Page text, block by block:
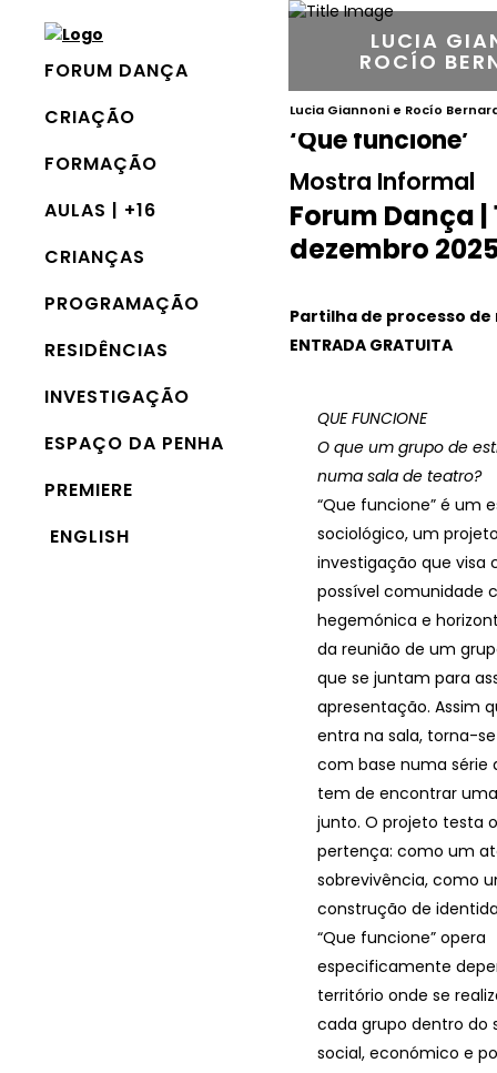
FORUM DANÇA
CRIAÇÃO
FORMAÇÃO
AULAS | +16
CRIANÇAS
PROGRAMAÇÃO
RESIDÊNCIAS
INVESTIGAÇÃO
ESPAÇO DA PENHA
PREMIERE
ENGLISH
LUCIA
ROCÍO
Lucia Giannoni e Rocío
‘Que funcione’
Mostra Informal
Forum Dança |
dezembro
Partilha de processo
ENTRADA GRATUITA
QUE FUNCIONE
O que um grupo de
numa sala de teatro?
“Que funcione” é um
sociológico, um
investigação que visa
possível comunidade
hegemónica e
da reunião de um
que se juntam para
apresentação. Assim
entra na sala, torna-
com base numa série
tem de encontrar
junto. O projeto testa
pertença: como um
sobrevivência, como
construção de
“Que funcione” opera
especificamente
território onde se
cada grupo dentro do
social, económico e